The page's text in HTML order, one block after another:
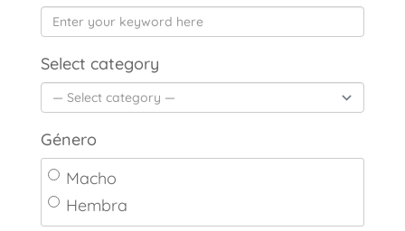
Select category
Género
Macho
Hembra